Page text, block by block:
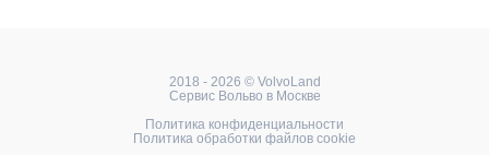
2018 - 2026 © VolvoLand
Сервис Вольво в Москве
Политика конфиденциальности
Политика обработки файлов cookie